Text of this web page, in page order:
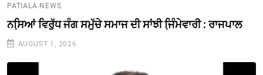
PATIALA NEWS
ਨਸਿ਼ਆਂ ਵਿਰੁੱਧ ਜੰਗ ਸਮੁੱਚੇ ਸਮਾਜ ਦੀ ਸਾਂਝੀ ਜਿ਼ੰਮੇਵਾਰੀ : ਰਾਜਪਾਲ
AUGUST 1, 2026